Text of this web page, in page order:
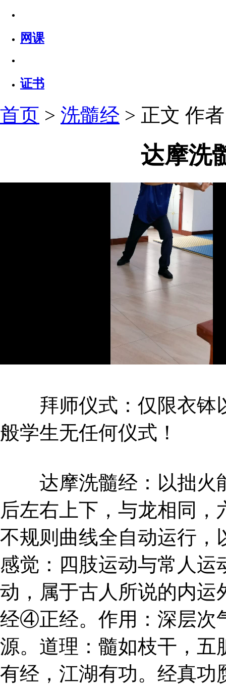
网课
证书
首页 > 洗髓经 > 正文 作
达摩洗
拜师仪式：仅限衣钵
般学生无任何仪式！
达摩洗髓经：以拙火
后左右上下，与龙相同
不规则曲线全自动运行，
感觉：四肢运动与常人运
动，属于古人所说的内
经④正经。作用：深层次
源。道理：髓如枝干，五
有经，江湖有功。经真功